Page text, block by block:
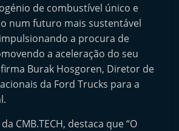
de combustível único e
num futuro mais sustentável
a procura de
a aceleração do seu
Burak Hosgoren, Diretor de
da Ford Trucks para a
CMB.TECH, destaca que “O